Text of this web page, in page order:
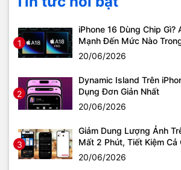
1
iPhone 16 Dùng Chip Gì?
Mạnh Đến Mức Nào
20/06/2026
2
Dynamic Island Trên
Dụng Đơn Giản Nhất
20/06/2026
3
Giảm Dung Lượng Ảnh
Mất 2 Phút, Tiết Kiệm Cả
20/06/2026